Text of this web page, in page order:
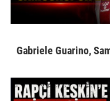
Gabriele Guarino,